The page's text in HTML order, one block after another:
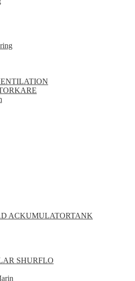
ACKUMULATORTANK
SHURFLO